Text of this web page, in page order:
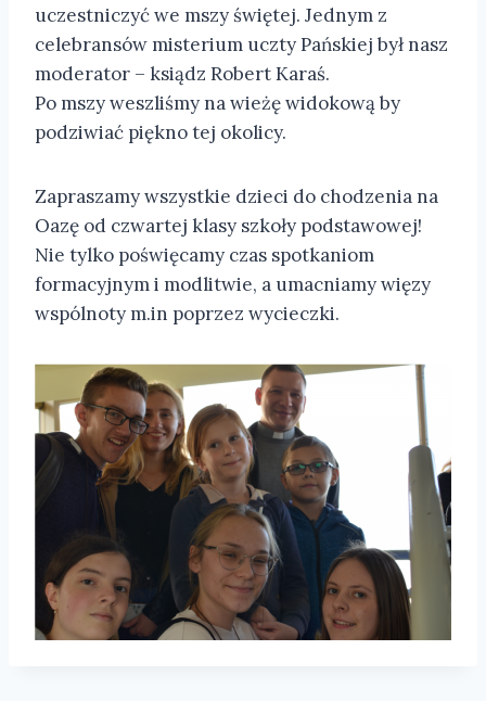
uczestniczyć we mszy świętej. Jednym z
celebransów misterium uczty Pańskiej był nasz
moderator – ksiądz Robert Karaś.
Po mszy weszliśmy na wieżę widokową by
podziwiać piękno tej okolicy.
Zapraszamy wszystkie dzieci do chodzenia na
Oazę od czwartej klasy szkoły podstawowej!
Nie tylko poświęcamy czas spotkaniom
formacyjnym i modlitwie, a umacniamy więzy
wspólnoty m.in poprzez wycieczki.